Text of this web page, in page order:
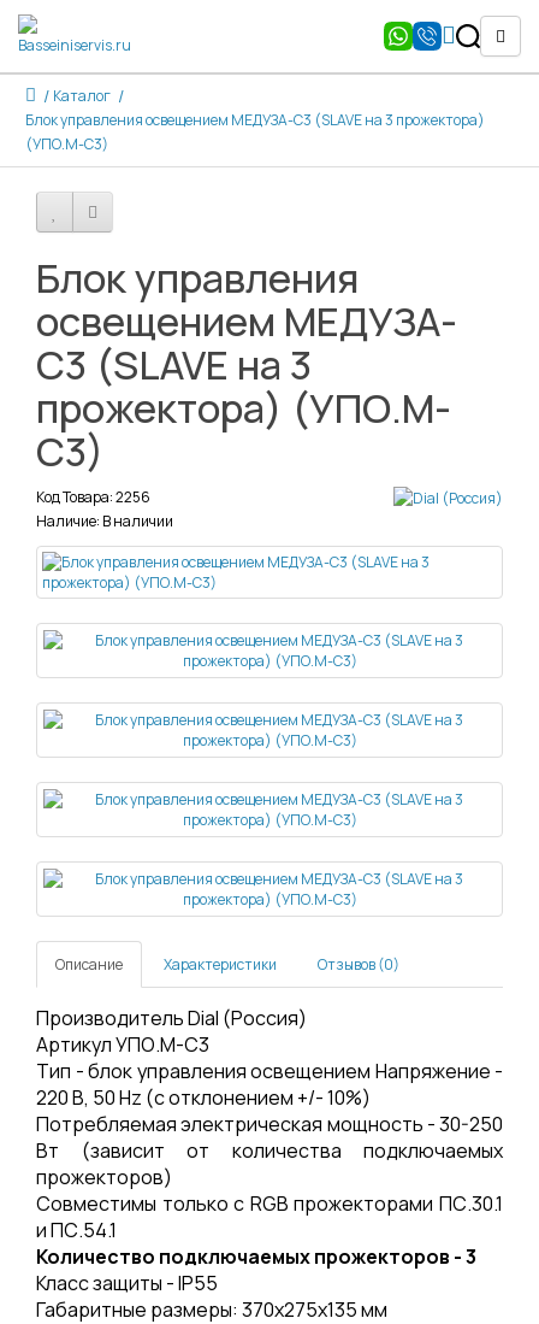
Каталог
Блок управления освещением МЕДУЗА-С3 (SLAVE на 3 прожектора)
(УПО.М-С3)
Блок управления
освещением МЕДУЗА-
С3 (SLAVE на 3
прожектора) (УПО.М-
С3)
Код Товара: 2256
Наличие: В наличии
Описание Характеристики Отзывов (0)
Производитель Dial (Россия)
Артикул УПО.М-С3
Тип - блок управления освещением Напряжение -
220 В, 50 Hz (с отклонением +/- 10%)
Потребляемая электрическая мощность - 30-250
Вт (зависит от количества подключаемых
прожекторов)
Совместимы только с RGB прожекторами ПС.30.1
и ПС.54.1
Количество подключаемых прожекторов - 3
Класс защиты - IP55
Габаритные размеры: 370х275х135 мм